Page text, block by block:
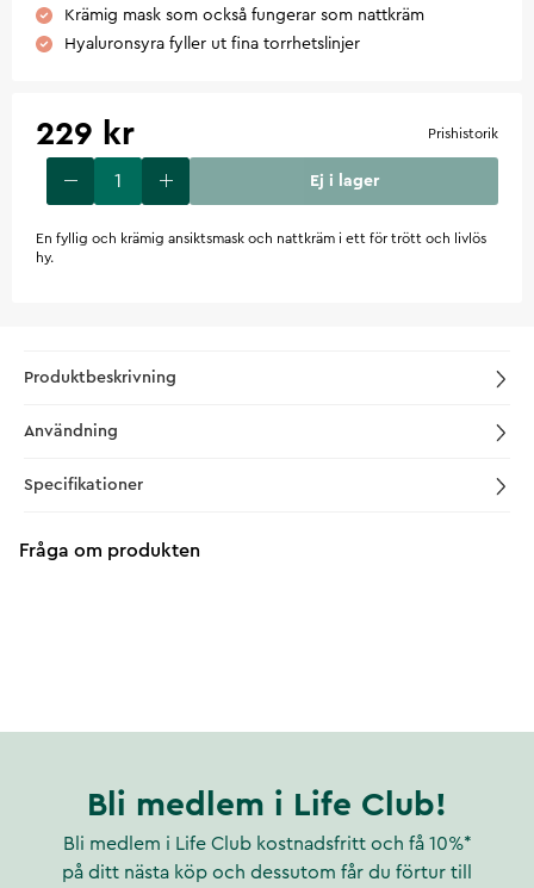
Krämig mask som också fungerar som nattkräm
Hyaluronsyra fyller ut fina torrhetslinjer
229 kr Prishistorik
Ej i lager
En fyllig och krämig ansiktsmask och nattkräm i ett för trött och livlös
hy.
Produktbeskrivning
Användning
Specifikationer
Fråga om produkten
Bli medlem i Life Club!
Bli medlem i Life Club kostnadsfritt och få 10%*
på ditt nästa köp och dessutom får du förtur till